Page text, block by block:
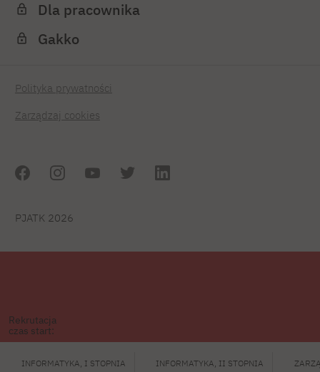
Rekrutacja
czas start:
INFORMATYKA, I STOPNIA INFORMATYKA, II STOPNIA
Dla pracownika
Gakko
Polityka prywatności
Zarządzaj cookies
PJATK 2026